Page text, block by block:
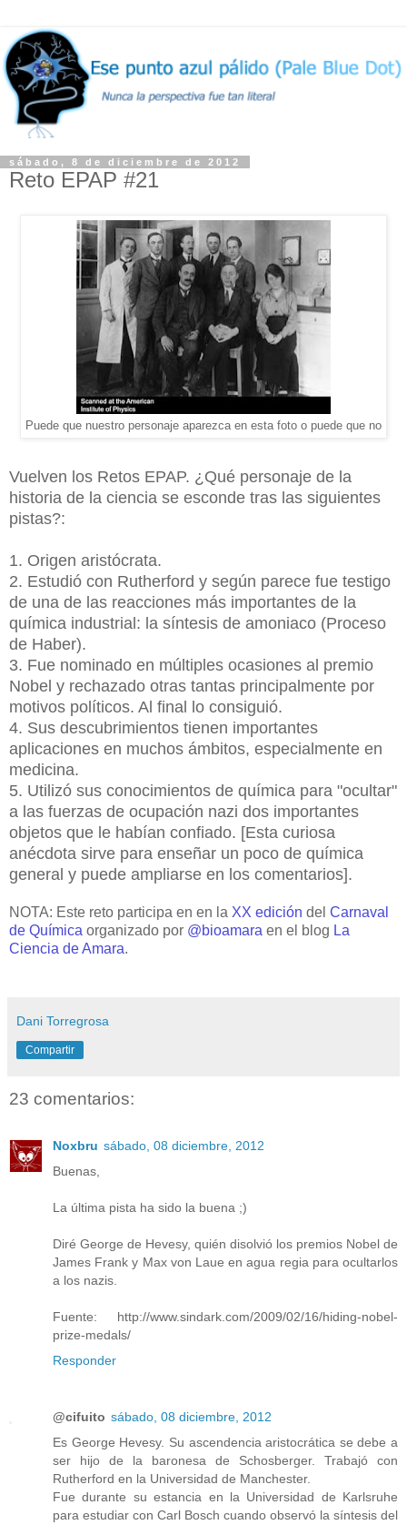
sábado, 8 de diciembre de 2012
Reto EPAP #21
Puede que nuestro personaje aparezca en esta foto o puede que no
Vuelven los Retos EPAP. ¿Qué personaje de la
historia de la ciencia se esconde tras las siguientes
pistas?:
1. Origen aristócrata.
2. Estudió con Rutherford y según parece fue testigo
de una de las reacciones más importantes de la
química industrial: la síntesis de amoniaco (Proceso
de Haber).
3. Fue nominado en múltiples ocasiones al premio
Nobel y rechazado otras tantas principalmente por
motivos políticos. Al final lo consiguió.
4. Sus descubrimientos tienen importantes
aplicaciones en muchos ámbitos, especialmente en
medicina.
5. Utilizó sus conocimientos de química para "ocultar"
a las fuerzas de ocupación nazi dos importantes
objetos que le habían confiado. [Esta curiosa
anécdota sirve para enseñar un poco de química
general y puede ampliarse en los comentarios].
NOTA: Este reto participa en en la XX edición del Carnaval
de Química organizado por @bioamara en el blog La
Ciencia de Amara.
Dani Torregrosa
Compartir
23 comentarios:
Noxbru sábado, 08 diciembre, 2012
Buenas,
La última pista ha sido la buena ;)
Diré George de Hevesy, quién disolvió los premios Nobel de
James Frank y Max von Laue en agua regia para ocultarlos
a los nazis.
Fuente: http://www.sindark.com/2009/02/16/hiding-nobel-
prize-medals/
Responder
@cifuito sábado, 08 diciembre, 2012
Es George Hevesy. Su ascendencia aristocrática se debe a
ser hijo de la baronesa de Schosberger. Trabajó con
Rutherford en la Universidad de Manchester.
Fue durante su estancia en la Universidad de Karlsruhe
para estudiar con Carl Bosch cuando observó la síntesis del